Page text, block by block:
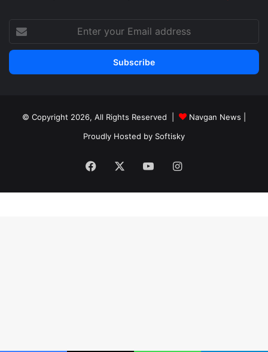
your
Email
© Copyright 2026, All Rights Reserved | Navgan News
Proudly Hosted by Softisky
Facebook YouTubeInstagram